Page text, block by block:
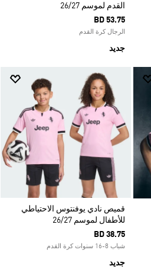
القدم لموسم 26/27
BD 53.75
الرجال كرة القدم
جديد
قميص نادي يوفنتوس الاحتياطي
للأطفال لموسم 26/27
BD 38.75
شباب 8-16 سنوات كرة القدم
جديد